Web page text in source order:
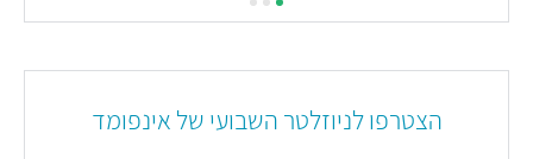
הצטרפו לניוזלטר השבועי של אינפומד